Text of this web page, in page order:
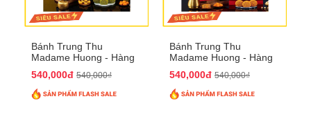
Bánh Trung Thu
Madame Huong - Hàng
540,000đ 540,000₫
Bánh Trung Thu
Madame Huong - Hàng
540,000đ 540,000₫